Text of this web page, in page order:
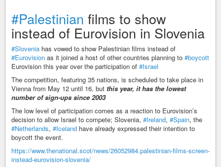
#Palestinian films to show
instead of Eurovision in Slovenia
#Slovenia has vowed to show Palestinian films instead of
#Eurovision as it joined a host of other countries planning to #boycott
Eurovision this year over the participation of #Israel
The competition, featuring 35 nations, is scheduled to take place in
Vienna from May 12 until 16, but this year, it has the lowest
number of sign-ups since 2003
The low level of participation comes as a reaction to Eurovision’s
decision to allow Israel to compete; Slovenia, #Ireland, #Spain, the
#Netherlands, #Iceland have already expressed their intention to
boycott the event.
https://www.thenational.scot/news/26052984.palestinian-films-screen-
instead-eurovision-slovenia/